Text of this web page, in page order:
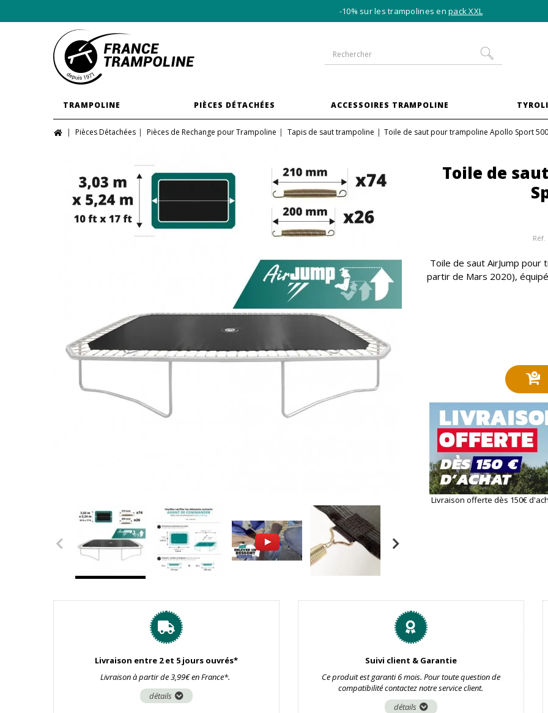
-10% sur les trampolines enpack XXL
TRAMPOLINE PIÈCES DÉTACHÉES ACCESSOIRES TRAMPOLINE
Pièces Détachées Pièces de Rechange pour Trampoline Tapis de saut trampoline Toile de saut pour trampoline Apollo Sport
Toile de
Réf.
Toile de saut AirJump pour
partir de Mars 2020),
Livraison offerte dès 150€
Livraison entre 2 et 5 jours ouvrés*
Livraison à partir de 3,99€ en France*.
détails
Suivi client & Garantie
Ce produit est garanti 6 mois. Pour toute question de
compatibilité contactez notre service client.
détails